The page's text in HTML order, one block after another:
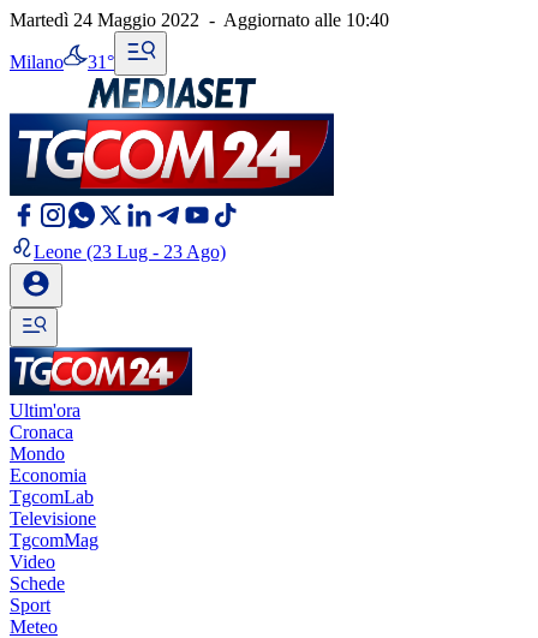
Martedì 24 Maggio 2022 - Aggiornato alle 10:40
Milano 31°
Leone (23 Lug - 23 Ago)
Ultim'ora
Cronaca
Mondo
Economia
TgcomLab
Televisione
TgcomMag
Video
Schede
Sport
Meteo